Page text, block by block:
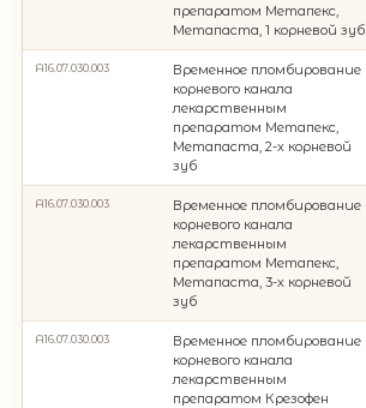
препаратом Метапекс,
Метапаста, 1 корневой зуб
А16.07.030.003
Временное пломбирование
корневого канала
лекарственным
препаратом Метапекс,
Метапаста, 2-х корневой
зуб
А16.07.030.003
Временное пломбирование
корневого канала
лекарственным
препаратом Метапекс,
Метапаста, 3-х корневой
зуб
А16.07.030.003
Временное пломбирование
корневого канала
лекарственным
препаратом Крезофен